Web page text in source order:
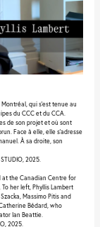
qui s’est tenue au
du CCC et du CCA.
de son projet et où sont
Face à elle, elle s’adresse
À sa droite, son
2025.
at the Canadian Centre for
her left, Phyllis Lambert
Massimo Pitis and
Bédard, who
Ian Beattie.
2025.